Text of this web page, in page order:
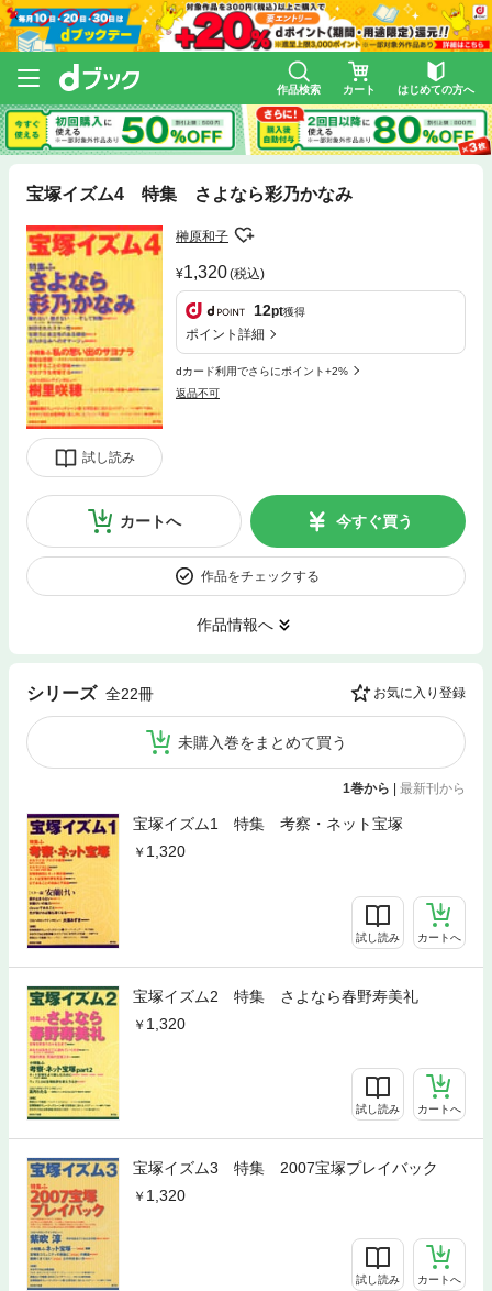
作品検索 カート はじめての方へ
宝塚イズム4 特集 さよなら彩乃かなみ
試し読み
榊原和子
1,320(税込)
12pt獲得
ポイント詳細
dカード利用でさらにポイント+2%
返品不可
カートへ 今すぐ買う
作品をチェックする
作品情報へ
シリーズ 全22冊 お気に入り登録
未購入巻をまとめて買う
1巻から 最新刊から
宝塚イズム1 特集 考察・ネット宝塚
1,320
試し読み カートへ
宝塚イズム2 特集 さよなら春野寿美礼
1,320
試し読み カートへ
宝塚イズム3 特集 2007宝塚プレイバック
1,320
試し読み カートへ